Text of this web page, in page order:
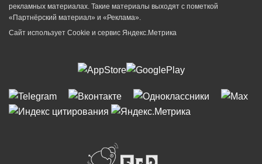
рекламных материалах. Такие материалы выходят с пометкой
«Партнёрский материал» и «Реклама».
Сайт использует Cookie и сервиc Яндекс.Метрика